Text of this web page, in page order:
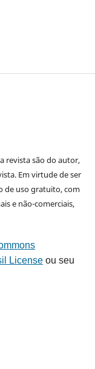
revista são do autor,
Em virtude de ser
de uso gratuito, com
e não-comerciais,
Licenseou seu